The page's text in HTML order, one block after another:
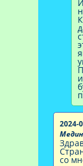
2024-
со